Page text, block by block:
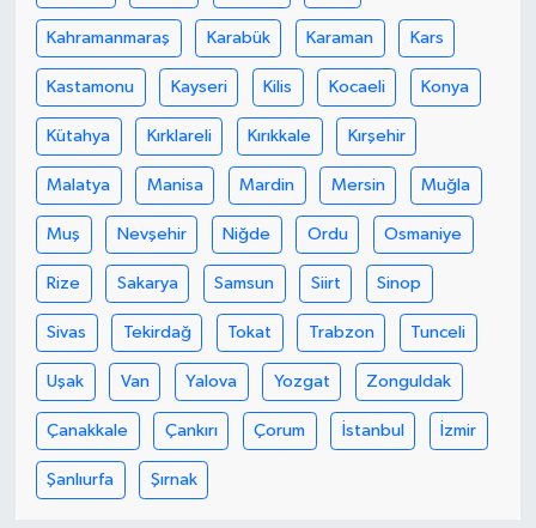
Kahramanmaraş Karabük Karaman Kars
Kastamonu Kayseri Kilis Kocaeli Konya
Kütahya Kırklareli Kırıkkale Kırşehir
Malatya Manisa Mardin Mersin Muğla
Muş Nevşehir Niğde Ordu Osmaniye
Rize Sakarya Samsun Siirt Sinop
Sivas Tekirdağ Tokat Trabzon Tunceli
Uşak Van Yalova Yozgat Zonguldak
Çanakkale Çankırı Çorum İstanbul İzmir
Şanlıurfa Şırnak